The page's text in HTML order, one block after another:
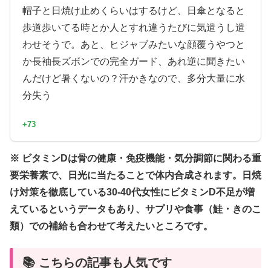
帽子と日焼け止めくらいはするけど、日傘となると
歩道歩いてる時とか人とすれ違うたびに気遣うし遣
わせそうで。あと、ヒジャブみたいな顔覆うやつと
か長袖長ズボンでの完全ガード、あれ逆に聞きたい
んだけど暑くないの？汗かきなので、多分大量に水
分失う
+73
※ ビタミンDは骨の健康・免疫機能・気分調節に関わる重
要栄養素で、日光に当たることで体内合成されます。日焼
け対策を徹底している30-40代女性にビタミンD不足が増
えているというデータもあり、サプリや食事（鮭・きのこ
類）での補給も合わせて考えたいところです。
📚 こちらの記事も人気です